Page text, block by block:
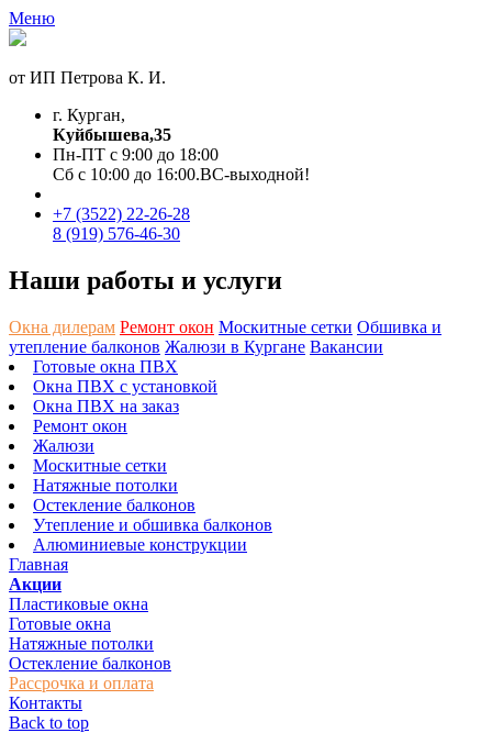
Меню
от ИП Петрова К. И.
г. Курган,
Куйбышева,35
Пн-ПТ с 9:00 до 18:00
Сб с 10:00 до 16:00.ВС-выходной!
+7 (3522) 22-26-28
8 (919) 576-46-30
Наши работы и услуги
Окна дилерам Ремонт окон Москитные сетки Обшивка и
утепление балконов Жалюзи в Кургане Вакансии
Готовые окна ПВХ
Окна ПВХ с установкой
Окна ПВХ на заказ
Ремонт окон
Жалюзи
Москитные сетки
Натяжные потолки
Остекление балконов
Утепление и обшивка балконов
Алюминиевые конструкции
Главная
Акции
Пластиковые окна
Готовые окна
Натяжные потолки
Остекление балконов
Рассрочка и оплата
Контакты
Back to top